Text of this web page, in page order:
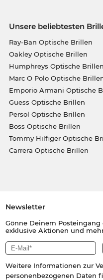
Unsere beliebtesten
Ray-Ban Optische Brillen
Oakley Optische Brillen
Humphreys Optische Brillen
Marc O Polo Optische
Emporio Armani Optische
Guess Optische Brillen
Persol Optische Brillen
Boss Optische Brillen
Tommy Hilfiger Optische
Carrera Optische Brillen
Newsletter
Gönne Deinem Posteingang
exklusive Aktionen und
Weitere Informationen zur
personenbezogenen Daten